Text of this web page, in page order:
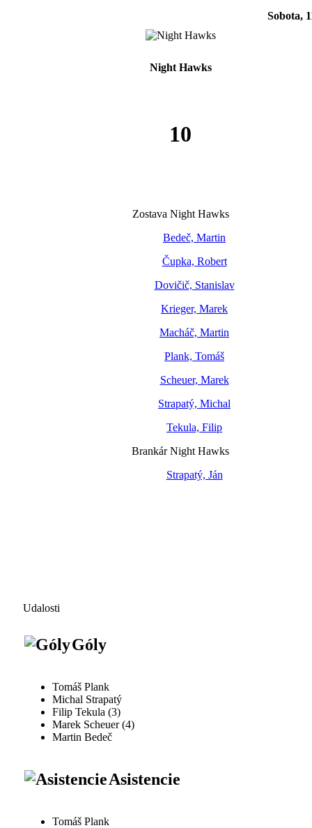
Sobota,
Night Hawks
10
Zostava Night Hawks
Bedeč, Martin
Čupka, Robert
Dovičič, Stanislav
Krieger, Marek
Macháč, Martin
Plank, Tomáš
Scheuer, Marek
Strapatý, Michal
Tekula, Filip
Brankár Night Hawks
Strapatý, Ján
Udalosti
Góly
Tomáš Plank
Michal Strapatý
Filip Tekula (3)
Marek Scheuer (4)
Martin Bedeč
Asistencie
Tomáš Plank